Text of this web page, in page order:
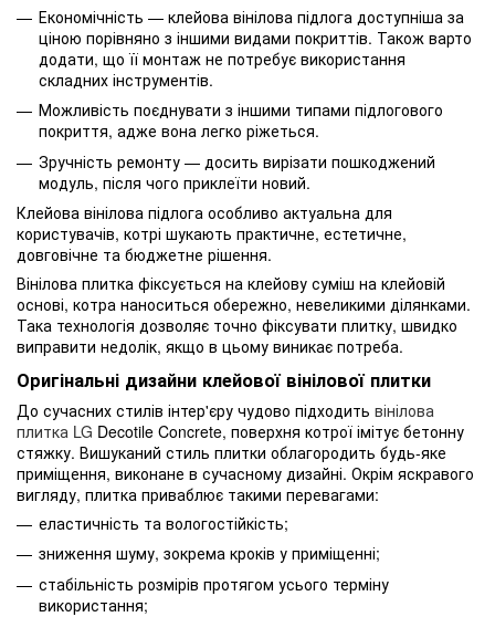
Економічність — клейова вінілова підлога доступніша за
ціною порівняно з іншими видами покриттів. Також варто
додати, що її монтаж не потребує використання
складних інструментів.
Можливість поєднувати з іншими типами підлогового
покриття, адже вона легко ріжеться.
Зручність ремонту — досить вирізати пошкоджений
модуль, після чого приклеїти новий.
Клейова вінілова підлога особливо актуальна для
користувачів, котрі шукають практичне, естетичне,
довговічне та бюджетне рішення.
Вінілова плитка фіксується на клейову суміш на клейовій
основі, котра наноситься обережно, невеликими ділянками.
Така технологія дозволяє точно фіксувати плитку, швидко
виправити недолік, якщо в цьому виникає потреба.
Оригінальні дизайни клейової вінілової плитки
До сучасних стилів інтер'єру чудово підходить вінілова
плитка LG Decotile Concrete, поверхня котрої імітує бетонну
стяжку. Вишуканий стиль плитки облагородить будь-яке
приміщення, виконане в сучасному дизайні. Окрім яскравого
вигляду, плитка приваблює такими перевагами:
еластичність та вологостійкість;
зниження шуму, зокрема кроків у приміщенні;
стабільність розмірів протягом усього терміну
використання;